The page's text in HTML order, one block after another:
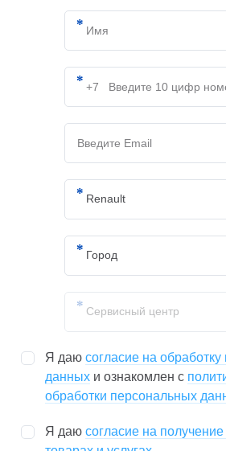
Я даю согласие на
данных и ознакомлен с
обработки персональных
Я даю согласие на